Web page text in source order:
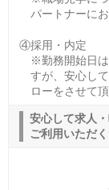
パートナーに
④採用・内定
※勤務開始日
すが、安心し
ローをさせて頂
安心して求人
ご利用いただ